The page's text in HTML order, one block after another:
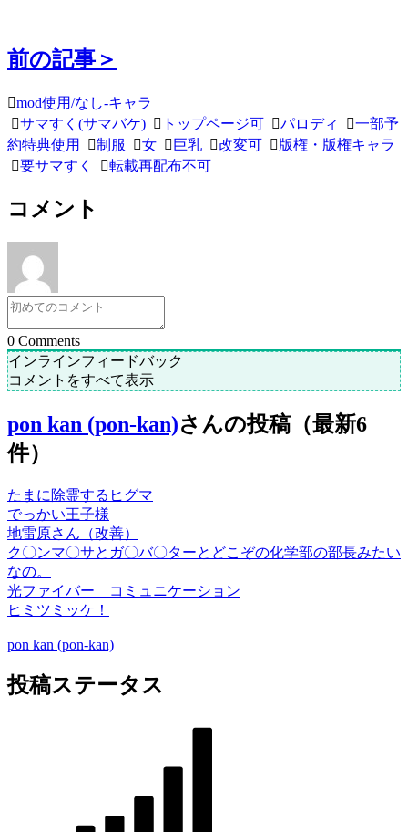
前の記事＞
mod使用/なし-キャラ
サマすく(サマバケ)
トップページ可 パロディ
一部予
約特典使用
制服 女 巨乳 改変可
版権・版権キャラ
要サマすく
転載再配布不可
コメント
0 Comments
インラインフィードバック
コメントをすべて表示
pon kan (pon-kan)さんの投稿（最新6
件）
たまに除霊するヒグマ
でっかい王子様
地雷原さん（改善）
ク〇ンマ〇サとガ〇バ〇ターとどこぞの化学部の部長みたい
なの。
光ファイバー コミュニケーション
ヒミツミッケ！
pon kan (pon-kan)
投稿ステータス